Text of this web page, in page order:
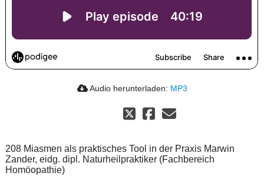
Audio herunterladen: MP3
208 Miasmen als praktisches Tool in der Praxis Marwin
Zander, eidg. dipl. Naturheilpraktiker (Fachbereich
Homöopathie)